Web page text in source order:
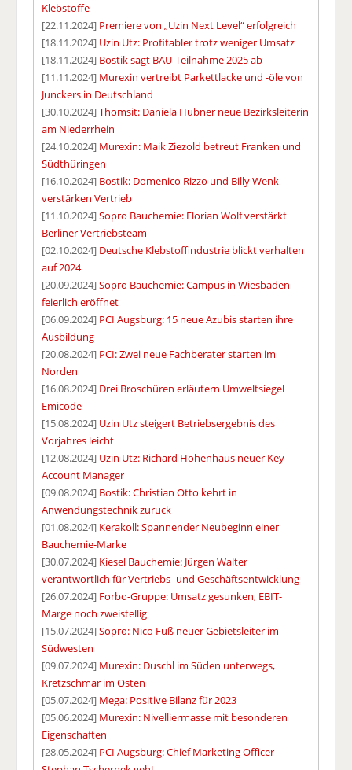
Klebstoffe
[22.11.2024] Premiere von „Uzin Next Level“ erfolgreich
[18.11.2024] Uzin Utz: Profitabler trotz weniger Umsatz
[18.11.2024] Bostik sagt BAU-Teilnahme 2025 ab
[11.11.2024] Murexin vertreibt Parkettlacke und -öle von
Junckers in Deutschland
[30.10.2024]Thomsit: Daniela Hübner neue Bezirksleiterin
am Niederrhein
[24.10.2024] Murexin: Maik Ziezold betreut Franken und
Südthüringen
[16.10.2024] Bostik: Domenico Rizzo und Billy Wenk
verstärken Vertrieb
[11.10.2024]Sopro Bauchemie: Florian Wolf verstärkt
Berliner Vertriebsteam
[02.10.2024] Deutsche Klebstoffindustrie blickt verhalten
auf 2024
[20.09.2024]Sopro Bauchemie: Campus in Wiesbaden
feierlich eröffnet
[06.09.2024] PCI Augsburg: 15 neue Azubis starten ihre
Ausbildung
[20.08.2024] PCI: Zwei neue Fachberater starten im
Norden
[16.08.2024] Drei Broschüren erläutern Umweltsiegel
Emicode
[15.08.2024] Uzin Utz steigert Betriebsergebnis des
Vorjahres leicht
[12.08.2024] Uzin Utz: Richard Hohenhaus neuer Key
Account Manager
[09.08.2024] Bostik: Christian Otto kehrt in
Anwendungstechnik zurück
[01.08.2024] Kerakoll: Spannender Neubeginn einer
Bauchemie-Marke
[30.07.2024] Kiesel Bauchemie: Jürgen Walter
verantwortlich für Vertriebs- und Geschäftsentwicklung
[26.07.2024] Forbo-Gruppe: Umsatz gesunken, EBIT-
Marge noch zweistellig
[15.07.2024]Sopro: Nico Fuß neuer Gebietsleiter im
Südwesten
[09.07.2024] Murexin: Duschl im Süden unterwegs,
Kretzschmar im Osten
[05.07.2024] Mega: Positive Bilanz für 2023
[05.06.2024] Murexin: Nivelliermasse mit besonderen
Eigenschaften
[28.05.2024] PCI Augsburg: Chief Marketing Officer